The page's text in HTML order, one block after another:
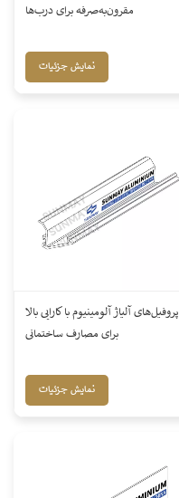
مقرون‌به‌صرفه برای درب‌ها
نمایش جزئیات
پروفیل‌های آلیاژ آلومینیوم با کارایی بالا
برای مصارف ساختمانی
نمایش جزئیات